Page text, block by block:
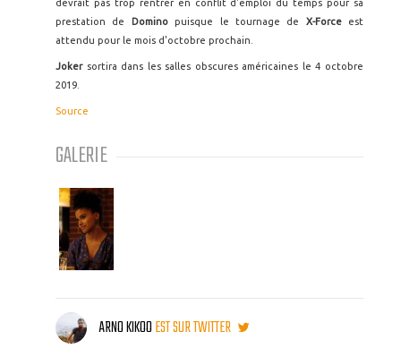
devrait pas trop rentrer en conflit d'emploi du temps pour sa
prestation de
Dominopuisque le tournage de X-Forceest
attendu pour le mois d'octobre prochain.
Joker sortira dans les salles obscures américaines le 4 octobre
2019.
Source
GALERIE
ARNO KIKOOEST SUR TWITTER